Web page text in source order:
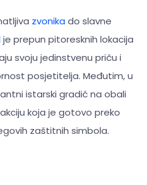
zvonikado slavne
je prepun pitoresknih lokacija
svoju jedinstvenu priču i
posjetitelja. Međutim, u
istarski gradić na obali
koja je gotovo preko
zaštitnih simbola.